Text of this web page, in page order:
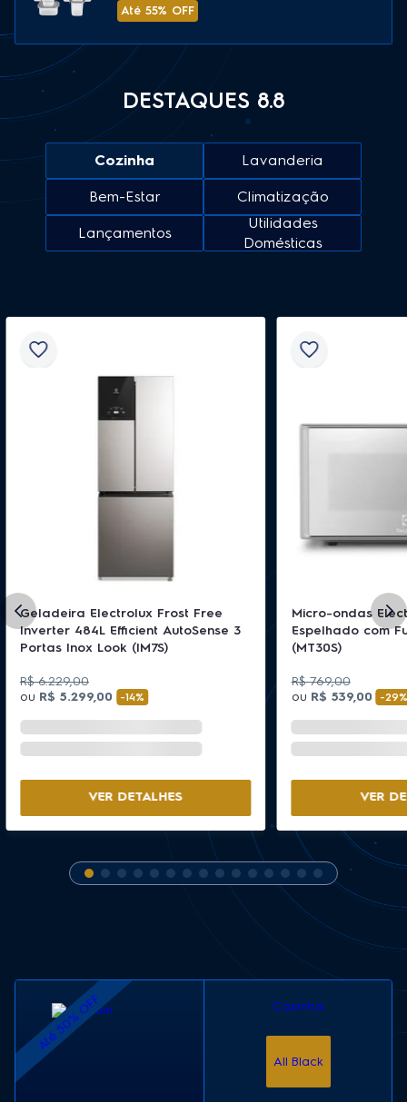
Até 55% OFF
DESTAQUES 8.8
Cozinha Lavanderia
Bem-Estar Climatização
Lançamentos
Utilidades
Domésticas
Geladeira Electrolux Frost Free
Inverter 484L Efficient AutoSense 3
Portas Inox Look (IM7S)
R$ 6.229,00
ou R$ 5.299,00 -14%
VER DETALHES
Micro-ondas
Espelhado com
(MT30S)
R$ 769,00
ou R$ 539,00 -29%
VER
Até 50% OFF Cozinha
All Black